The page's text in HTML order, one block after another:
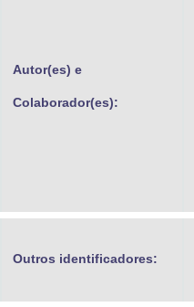
Autor(es) e
Colaborador(es):
Outros identificadores: